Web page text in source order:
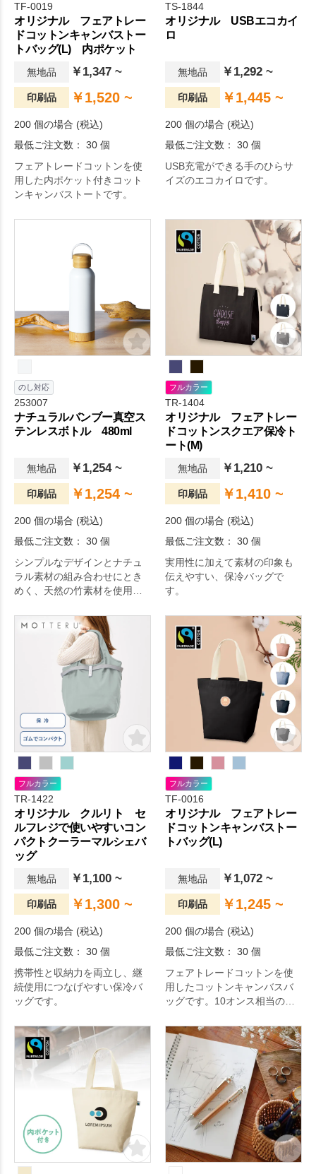
TF-0019
オリジナル フェアトレー
ドコットンキャンバストー
トバッグ(L) 内ポケット
無地品 ￥1,347 ~
印刷品 ￥1,520 ~
200 個の場合 (税込)
最低ご注文数： 30 個
フェアトレードコットンを使
用した内ポケット付きコット
ンキャンバストートです。
TS-1844
オリジナル USBエコカイ
ロ
無地品 ￥1,292 ~
印刷品 ￥1,445 ~
200 個の場合 (税込)
最低ご注文数： 30 個
USB充電ができる手のひらサ
イズのエコカイロです。
のし対応
253007
ナチュラルバンブー真空ス
テンレスボトル 480ml
無地品 ￥1,254 ~
印刷品 ￥1,254 ~
200 個の場合 (税込)
最低ご注文数： 30 個
シンプルなデザインとナチュ
ラル素材の組み合わせにとき
めく、天然の竹素材を使用し
テンレスボトルです。
フルカラー
TR-1404
オリジナル フェアトレー
ドコットンスクエア保冷ト
ート(M)
無地品 ￥1,210 ~
印刷品 ￥1,410 ~
200 個の場合 (税込)
最低ご注文数： 30 個
実用性に加えて素材の印象も
伝えやすい、保冷バッグで
す。
フルカラー
TR-1422
オリジナル クルリト セ
ルフレジで使いやすいコン
パクトクーラーマルシェバ
ッグ
無地品 ￥1,100 ~
印刷品 ￥1,300 ~
200 個の場合 (税込)
最低ご注文数： 30 個
携帯性と収納力を両立し、継
続使用につなげやすい保冷バ
ッグです。
フルカラー
TF-0016
オリジナル フェアトレー
ドコットンキャンバストー
トバッグ(L)
無地品 ￥1,072 ~
印刷品 ￥1,245 ~
200 個の場合 (税込)
最低ご注文数： 30 個
フェアトレードコットンを使
用したコットンキャンバスバ
ッグです。10オンス相当の厚
物バッグなどでも使用してい
ただけます。